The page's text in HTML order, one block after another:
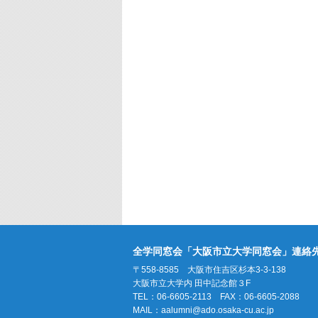
全学同窓会「大阪市立大学同窓会」連絡
〒558-8585 大阪市住吉区杉本3-3-138
大阪市立大学内 田中記念館３F
TEL：06-6605-2113 FAX：06-6605-2088
MAIL： aalumni@ado.osaka-cu.ac.jp